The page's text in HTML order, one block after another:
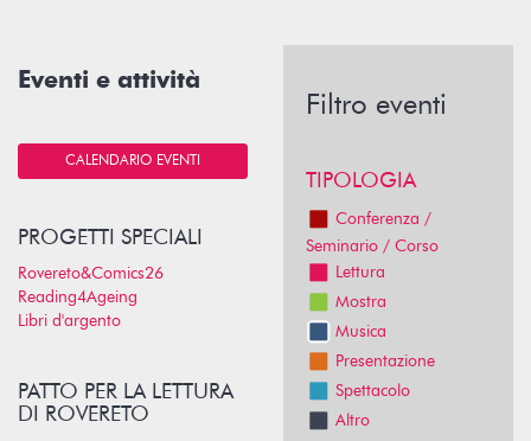
Eventi e attività
CALENDARIO EVENTI
PROGETTI SPECIALI
Rovereto&Comics26
Reading4Ageing
Libri d'argento
PATTO PER LA LETTURA
DI ROVERETO
Filtro eventi
TIPOLOGIA
Conferenza /
Seminario / Corso
Lettura
Mostra
Musica
Presentazione
Spettacolo
Altro